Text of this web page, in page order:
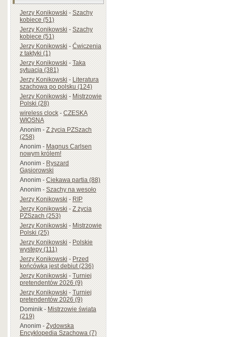
Jerzy Konikowski-Szachy
kobiece (51)
Jerzy Konikowski-Szachy
kobiece (51)
Jerzy Konikowski-Ćwiczenia
z taktyki (1)
Jerzy Konikowski-Taka
sytuacja (381)
Jerzy Konikowski-Literatura
szachowa po polsku (124)
Jerzy Konikowski-Mistrzowie
Polski (28)
wireless clock-CZESKA
WIOSNA
Anonim-Z życia PZSzach
(258)
Anonim-Magnus Carlsen
nowym królem!
Anonim-Ryszard
Gąsiorowski
Anonim-Ciekawa partia (88)
Anonim-Szachy na wesoło
Jerzy Konikowski-RIP
Jerzy Konikowski-Z życia
PZSzach (253)
Jerzy Konikowski-Mistrzowie
Polski (25)
Jerzy Konikowski-Polskie
występy (111)
Jerzy Konikowski-Przed
końcówką jest debiut (236)
Jerzy Konikowski-Turniej
pretendentów 2026 (9)
Jerzy Konikowski-Turniej
pretendentów 2026 (9)
Dominik-Mistrzowie świata
(219)
Anonim-Żydowska
Encyklopedia Szachowa (7)